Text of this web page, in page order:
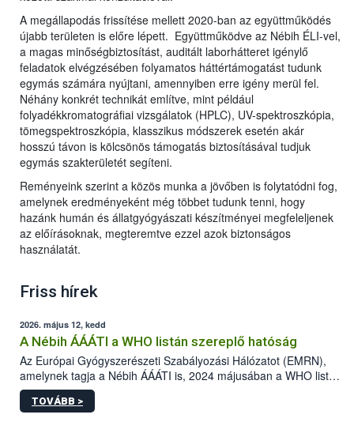
A megállapodás frissítése mellett 2020-ban az együttműködés
újabb területen is előre lépett. Együttműködve az Nébih ÉLI-vel,
a magas minőségbiztosítást, auditált laborhátteret igénylő
feladatok elvégzésében folyamatos háttértámogatást tudunk
egymás számára nyújtani, amennyiben erre igény merül fel.
Néhány konkrét technikát említve, mint például
folyadékkromatográfiai vizsgálatok (HPLC), UV-spektroszkópia,
tömegspektroszkópia, klasszikus módszerek esetén akár
hosszú távon is kölcsönös támogatás biztosításával tudjuk
egymás szakterületét segíteni.
Reményeink szerint a közös munka a jövőben is folytatódni fog,
amelynek eredményeként még többet tudunk tenni, hogy
hazánk humán és állatgyógyászati készítményei megfeleljenek
az előírásoknak, megteremtve ezzel azok biztonságos
használatát.
Friss hírek
2026. május 12, kedd
A Nébih ÁÁÁTI a WHO listán szereplő hatóság
Az Európai Gyógyszerészeti Szabályozási Hálózatot (EMRN),
amelynek tagja a Nébih ÁÁÁTI is, 2024 májusában a WHO listán
szereplő hatóságaként (WLA) ismerték el.
TOVÁBB >